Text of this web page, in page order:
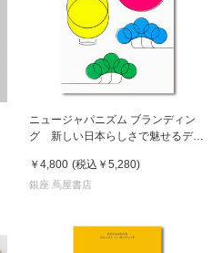
ニュージャパニズム ブランディン
グ 新しい日本らしさで魅せるデザ
￥4,800 (税込 ￥5,280)
銀座 蔦屋書店